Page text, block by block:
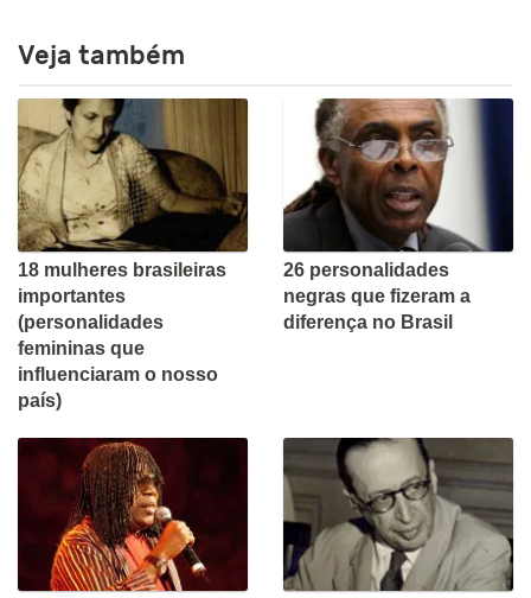
Veja também
18 mulheres brasileiras
importantes
(personalidades
femininas que
influenciaram o nosso
país)
26 personalidades
negras que fizeram a
diferença no Brasil